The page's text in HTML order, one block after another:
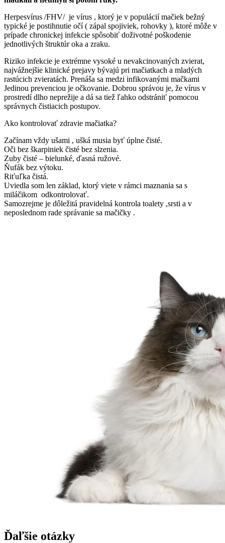
Herpesvírus /FHV/ je vírus , ktorý je v populácií mačiek bežný
typické je postihnutie očí ( zápal spojiviek, rohovky ), ktoré môže v
prípade chronickej infekcie spôsobiť doživotné poškodenie
jednotlivých štruktúr oka a zraku.
Riziko infekcie je extrémne vysoké u nevakcinovaných zvierat,
najvážnejšie klinické prejavy bývajú pri mačiatkach a mladých
rastúcich zvieratách. Prenáša sa medzi infikovanými mačkami
Jedinou prevenciou je očkovanie. Dobrou správou je, že vírus v
prostredí dlho neprežije a dá sa tiež ľahko odstrániť pomocou
správnych čistiacich postupov.
Ako kontrolovať zdravie mačiatka?
Začínam vždy ušami , ušká musia byť úplne čisté.
Oči bez škarpiniek čisté bez slzenia.
Zuby čisté – bielunké, ďasná ružové.
Ňufák bez výtoku.
Riťuľka čistá.
Uviedla som len základ, ktorý viete v rámci maznania sa s
miláčikom odkontrolovať.
Samozrejme je dôležitá pravidelná kontrola toalety ,srsti a v
neposlednom rade správanie sa mačičky .
Ďaľšie otázky